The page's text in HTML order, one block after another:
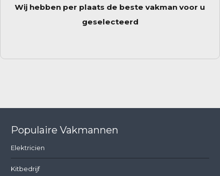
Wij hebben per plaats de beste vakman voor u
geselecteerd
Populaire Vakmannen
Elektricien
Kitbedrijf